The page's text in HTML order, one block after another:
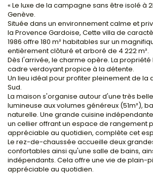
« Le luxe de la campagne sans être isolé à
Genève.
Située dans un environnement calme et
la Provence Gardoise, Cette villa de
1986 offre 180 m² habitables sur un
entièrement clôturé et arboré de 4 222 m².
Dès l'arrivée, le charme opère. La
cadre verdoyant propice à la détente.
Un lieu idéal pour profiter pleinement de la
Sud.
La maison s'organise autour d'une très
lumineuse aux volumes généreux (51m²),
naturelle. Une grande cuisine
un cellier offrant un espace de rangement
appréciable au quotidien, complète cet
Le rez-de-chaussée accueille deux
confortables ainsi qu'une salle de bains,
indépendants. Cela offre une vie de plain-
appréciable au quotidien.